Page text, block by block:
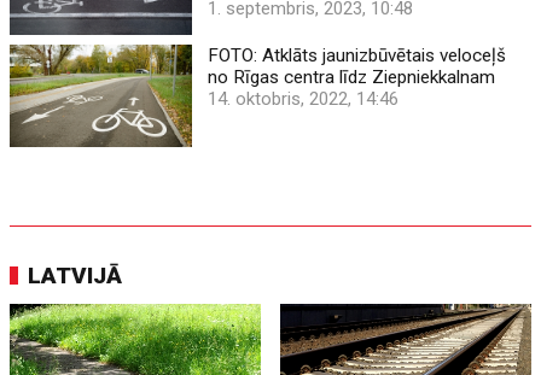
1. septembris, 2023, 10:48
FOTO: Atklāts jaunizbūvētais veloceļš
no Rīgas centra līdz Ziepniekkalnam
14. oktobris, 2022, 14:46
LATVIJĀ